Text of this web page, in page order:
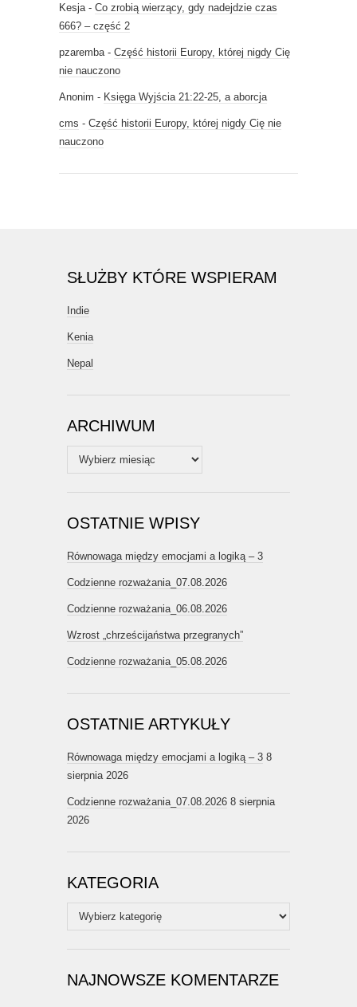
Kesja - Co zrobią wierzący, gdy nadejdzie czas
666? – część 2
pzaremba - Część historii Europy, której nigdy Cię
nie nauczono
Anonim - Księga Wyjścia 21:22-25, a aborcja
cms - Część historii Europy, której nigdy Cię nie
nauczono
SŁUŻBY KTÓRE WSPIERAM
Indie
Kenia
Nepal
ARCHIWUM
Archiwum
OSTATNIE WPISY
Równowaga między emocjami a logiką – 3
Codzienne rozważania_07.08.2026
Codzienne rozważania_06.08.2026
Wzrost „chrześcijaństwa przegranych”
Codzienne rozważania_05.08.2026
OSTATNIE ARTYKUŁY
Równowaga między emocjami a logiką – 3 8
sierpnia 2026
Codzienne rozważania_07.08.2026 8 sierpnia
2026
KATEGORIA
Kategoria
NAJNOWSZE KOMENTARZE